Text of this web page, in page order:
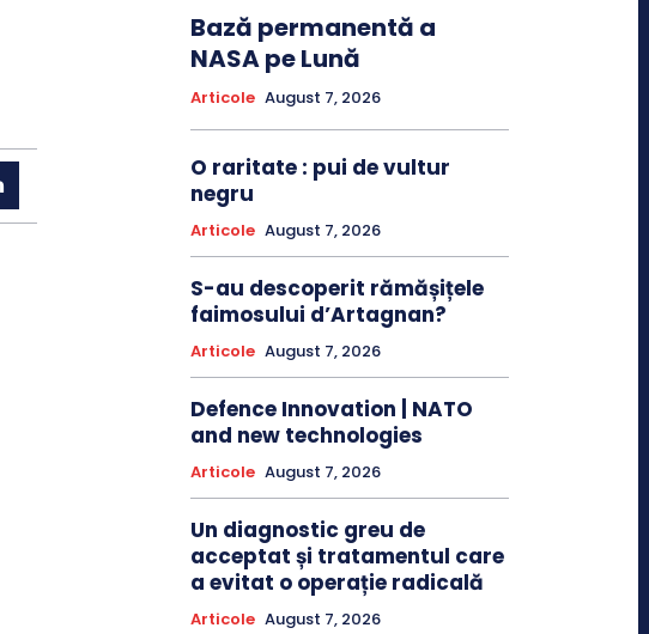
Bază permanentă a
NASA pe Lună
Articole August 7, 2026
O raritate : pui de vultur
negru
Articole August 7, 2026
S-au descoperit rămășițele
faimosului d’Artagnan?
Articole August 7, 2026
Defence Innovation | NATO
and new technologies
Articole August 7, 2026
Un diagnostic greu de
acceptat și tratamentul care
a evitat o operație radicală
Articole August 7, 2026